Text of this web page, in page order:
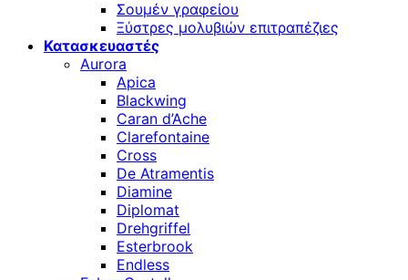
Σουμέν γραφείου
Ξύστρες μολυβιών επιτραπέζιες
Κατασκευαστές
Aurora
Apica
Blackwing
Caran d’Ache
Clarefontaine
Cross
De Atramentis
Diamine
Diplomat
Drehgriffel
Esterbrook
Endless